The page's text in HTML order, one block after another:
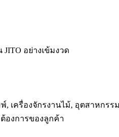
อย่างเข้มงวด
, เครื่องจักรงานไม้, อุตสาหกร
องการของลูกค้า